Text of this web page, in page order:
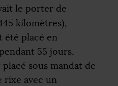
le porter de
kilomètres),
été placé en
55 jours,
sous mandat de
rixe avec un